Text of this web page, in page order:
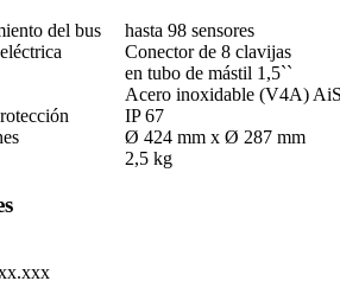
del bus
hasta 98 sensores
Conector de 8 clavijas
en tubo de mástil 1,5``
Acero inoxidable (V4A)
IP 67
Ø 424 mm x Ø 287 mm
2,5 kg